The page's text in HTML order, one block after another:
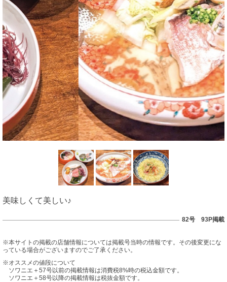
美味しくて美しい♪
82号 93P掲載
※本サイトの掲載の店舗情報については掲載号当時の情報です。その後変更にな
っている場合がございますのでご了承ください。
※オススメの値段について
ソワニエ＋57号以前の掲載情報は消費税8%時の税込金額です。
ソワニエ＋58号以降の掲載情報は税抜金額です。